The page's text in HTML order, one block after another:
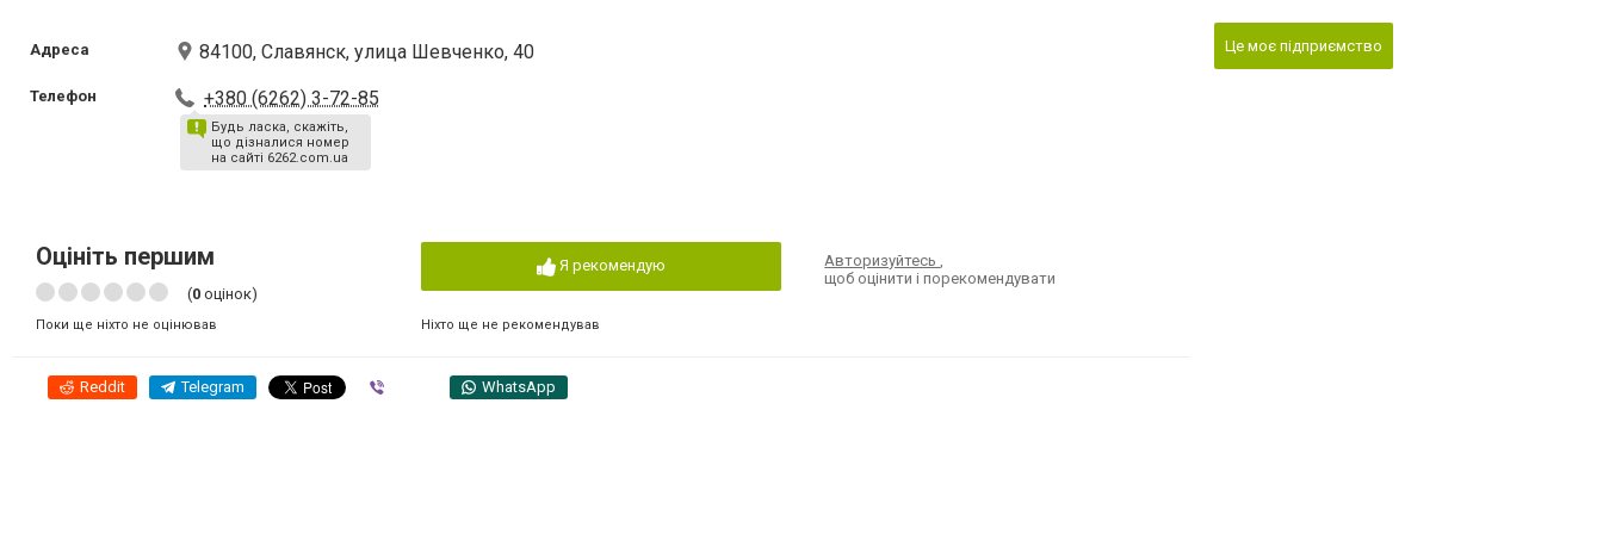
Адреса 84100, Славянск, улица Шевченко, 40
Телефон +380 (6262) 3-72-85
Будь ласка, скажіть,
що дізналися номер
на сайті 6262.com.ua
Оцініть першим
(0 оцінок)
Поки ще ніхто не оцінював
Я рекомендую
Ніхто ще не рекомендував
Авторизуйтесь,
щоб оцінити і порекомендувати
Reddit Telegram WhatsApp
Це моє підприємство